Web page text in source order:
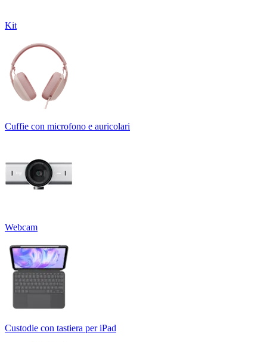
Kit
Cuffie con microfono e auricolari
Webcam
Custodie con tastiera per iPad